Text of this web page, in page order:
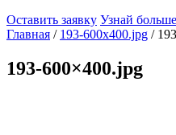
Оставить заявку Узнай
Главная / 193-600x400.jpg /
193-600×400.jpg